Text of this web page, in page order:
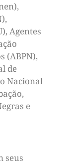
Agentes
(ABPN),
de
Nacional
e
seus